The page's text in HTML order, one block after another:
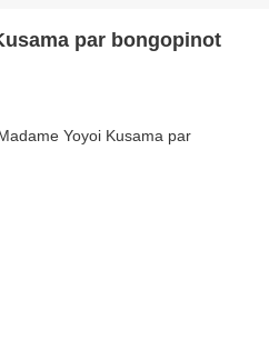
par bongopinot